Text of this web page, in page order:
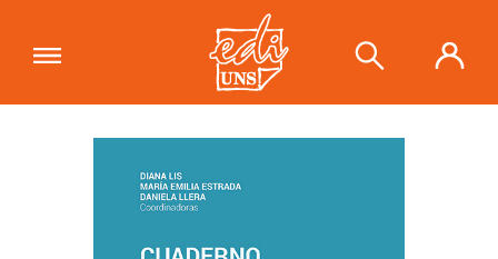
enseñar y aprender economía"
añadido a tu carrito.